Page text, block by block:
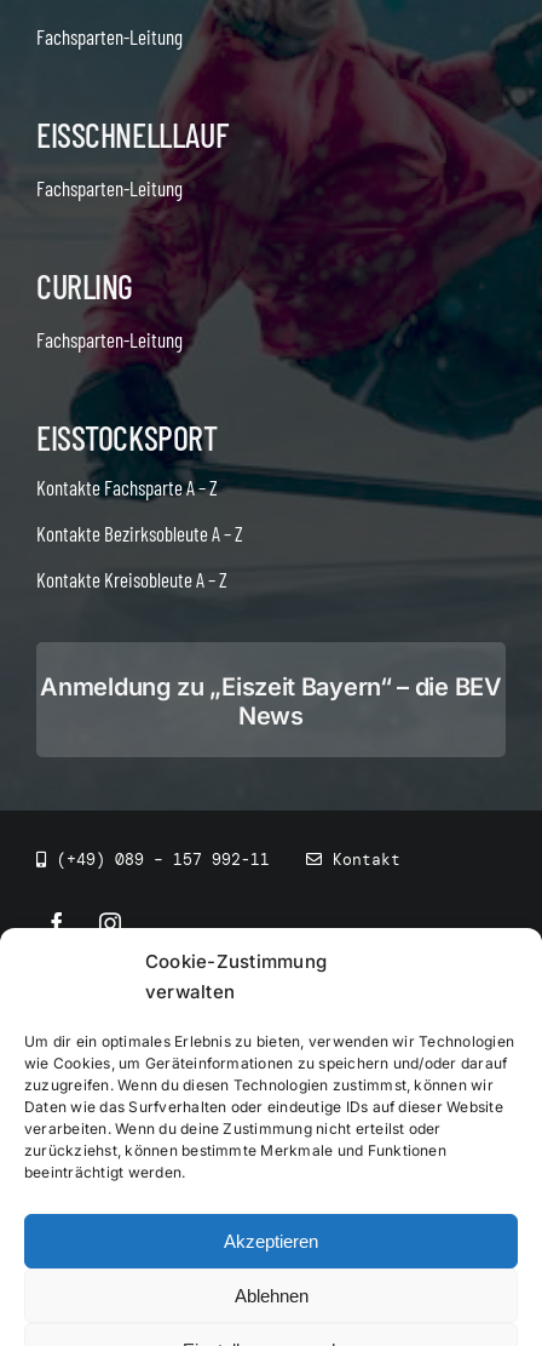
Cookie-Zustimmung
verwalten
Um dir ein optimales Erlebnis zu bieten, verwenden wir Technologien
wie Cookies, um Geräteinformationen zu speichern und/oder darauf
zuzugreifen. Wenn du diesen Technologien zustimmst, können wir
Daten wie das Surfverhalten oder eindeutige IDs auf dieser Website
verarbeiten. Wenn du deine Zustimmung nicht erteilst oder
zurückziehst, können bestimmte Merkmale und Funktionen
beeinträchtigt werden.
Akzeptieren
Ablehnen
Fachsparten-Leitung
EISSCHNELLLAUF
Fachsparten-Leitung
CURLING
Fachsparten-Leitung
EISSTOCKSPORT
Kontakte Fachsparte A – Z
Kontakte Bezirksobleute A – Z
Kontakte Kreisobleute A – Z
Anmeldung zu „Eiszeit Bayern“ – die BEV
News
(+49) 089 – 157 992-11 Kontakt
• BEV Bayerischer Eissportverband
Impressum
Datenschutzerklärung